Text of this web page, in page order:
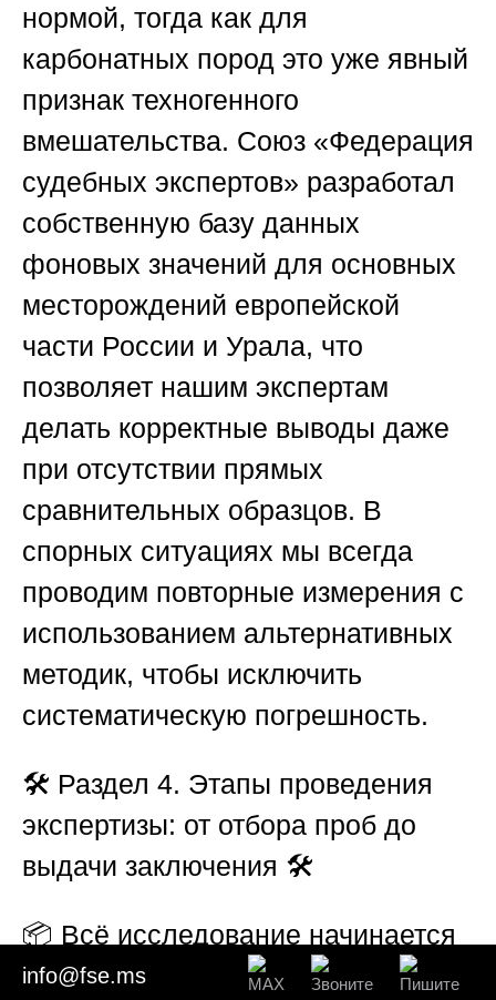
нормой, тогда как для
карбонатных пород это уже явный
признак техногенного
вмешательства. Союз «Федерация
судебных экспертов» разработал
собственную базу данных
фоновых значений для основных
месторождений европейской
части России и Урала, что
позволяет нашим экспертам
делать корректные выводы даже
при отсутствии прямых
сравнительных образцов. В
спорных ситуациях мы всегда
проводим повторные измерения с
использованием альтернативных
методик, чтобы исключить
систематическую погрешность.
🛠️ Раздел 4. Этапы проведения
экспертизы: от отбора проб до
выдачи заключения 🛠️
📦 Всё исследование начинается
с процедуры отбора проб, которая
info@fse.ms